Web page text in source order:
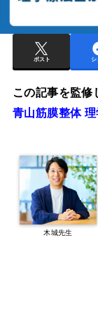
ポスト シ
この記事を監修
青山筋膜整体 理
木城先生